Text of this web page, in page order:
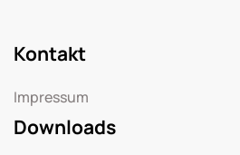
Kontakt
Impressum
Downloads